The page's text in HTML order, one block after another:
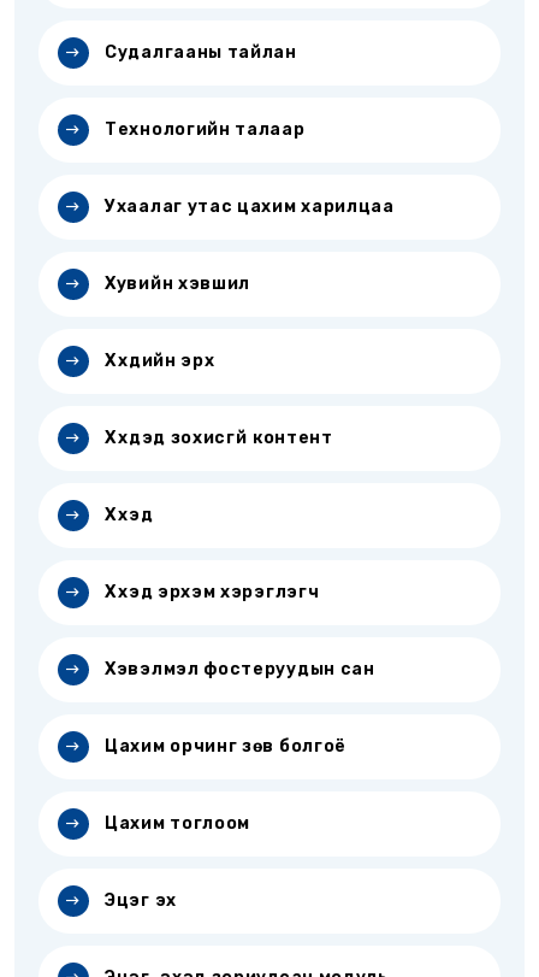
Судалгааны тайлан
Технологийн талаар
Ухаалаг утас цахим харилцаа
Хувийн хэвшил
Хүүхдийн эрх
Хүүхдэд зохисгүй контент
Хүүхэд
Хүүхэд эрхэм хэрэглэгч
Хэвэлмэл фостеруудын сан
Цахим орчинг зөв болгоё
Цахим тоглоом
Эцэг эх